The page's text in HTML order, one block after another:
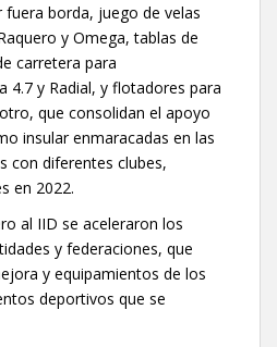
borda, juego de velas
y Omega, tablas de
carretera para
4.7 y Radial, y flotadores para
que consolidan el apoyo
insular enmaracadas en las
con diferentes clubes,
en 2022.
al IID se aceleraron los
y federaciones, que
y equipamientos de los
deportivos que se